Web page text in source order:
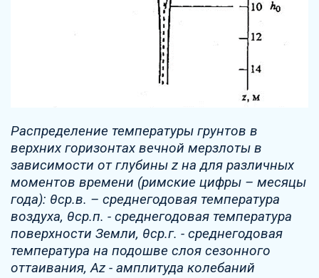
Распределение температуры грунтов в
верхних горизонтах вечной мерзлоты в
зависимости от глубины z на для различных
моментов времени (римские цифры – месяцы
года): θср.в. – среднегодовая температура
воздуха, θср.п. - среднегодовая температура
поверхности Земли, θср.г. - среднегодовая
температура на подошве слоя сезонного
оттаивания, Az - амплитуда колебаний